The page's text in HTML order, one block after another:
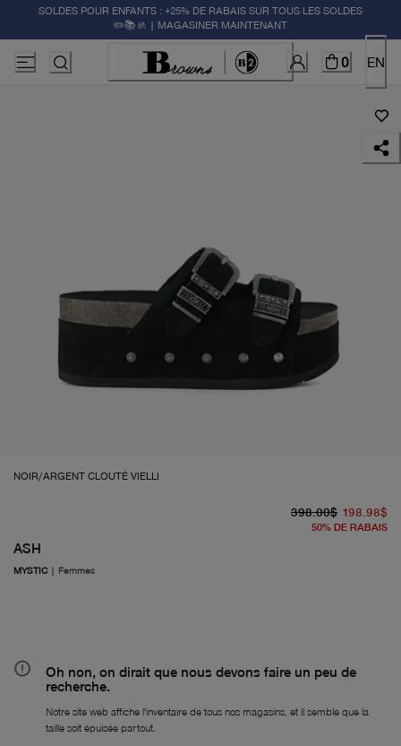
SOLDES POUR ENFANTS : +25% DE RABAIS SUR TOUS LES SOLDES
✏️📚🚸 | MAGASINER MAINTENANT
0 EN
NOIR/ARGENT CLOUTÉ VIELLI
ASH
MYSTIC| Femmes
398.00$ 198.98$
50% DE RABAIS
À
Oh non, on dirait que nous devons faire un peu de
recherche.
Notre site web affiche l'inventaire de tous nos magasins, et il semble que la
taille soit épuisée partout.